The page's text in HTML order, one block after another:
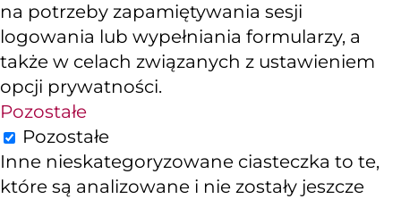
na potrzeby zapamiętywania sesji
logowania lub wypełniania formularzy, a
także w celach związanych z ustawieniem
opcji prywatności.
Pozostałe
Pozostałe
Inne nieskategoryzowane ciasteczka to te,
które są analizowane i nie zostały jeszcze